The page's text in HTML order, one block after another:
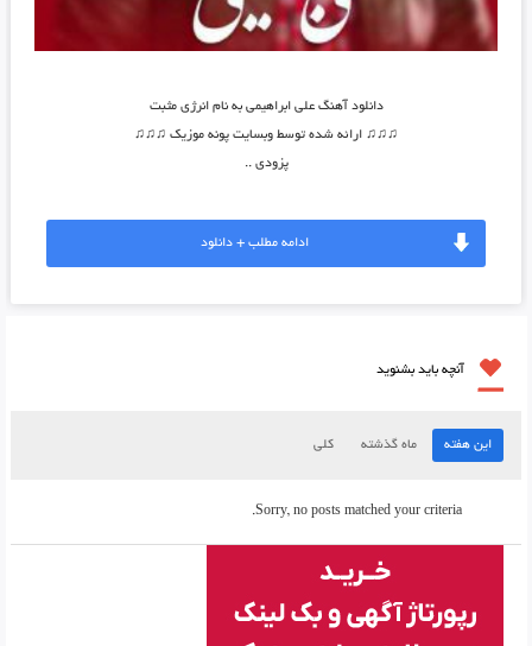
دانلود آهنگ علی ابراهیمی به نام انرژی مثبت
♫♫♫ ارائه شده توسط وبسایت پونه موزیک ♫♫♫
پزودی ..
ادامه مطلب + دانلود
آنچه باید بشنوید
این هفته ماه گذشته کلی
Sorry, no posts matched your criteria.